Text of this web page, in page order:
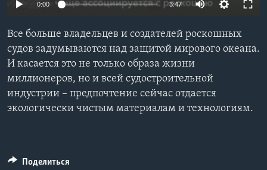
СОЦИАЛЬНЫЕ СЕТИ
Языки
0:00 3:47
Все больше владельцев и создателей роскошных
судов задумываются над защитой мирового океана.
И касается это не только образа жизни
миллионеров, но и всей судостроительной
индустрии – предпочтение сейчас отдается
экологически чистым материалам и технологиям.
Поделиться